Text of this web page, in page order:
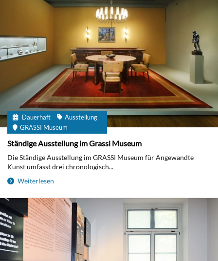
Dauerhaft
Ausstellung
GRASSI Museum
Ständige Ausstellung im Grassi Museum
Die Ständige Ausstellung im GRASSI Museum für Angewandte
Kunst umfasst drei chronologisch...
Weiterlesen